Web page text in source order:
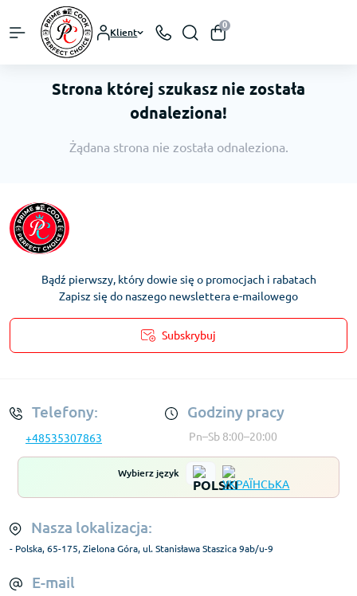
Klient
0
Strona której szukasz nie została
odnaleziona!
Żądana strona nie została odnaleziona.
Bądź pierwszy, który dowie się o promocjach i rabatach
Zapisz się do naszego newslettera e-mailowego
Subskrybuj
Telefony:
+48535307863
Godziny pracy
Pn–Sb 8:00–20:00
Wybierz język
Nasza lokalizacja:
- Polska, 65-175, Zielona Góra, ul. Stanisława Staszica 9ab/u-9
E-mail